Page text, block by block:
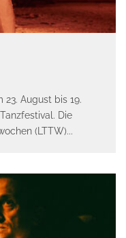
August bis 19.
Die
(LTTW)...